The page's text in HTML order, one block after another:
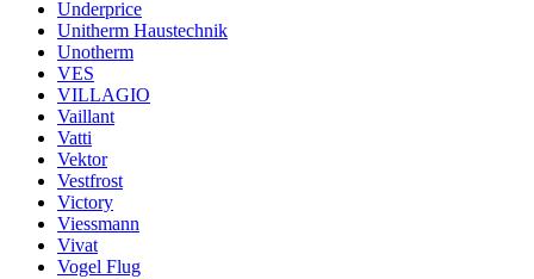
Underprice
Unitherm Haustechnik
Unotherm
VES
VILLAGIO
Vaillant
Vatti
Vektor
Vestfrost
Victory
Viessmann
Vivat
Vogel Flug